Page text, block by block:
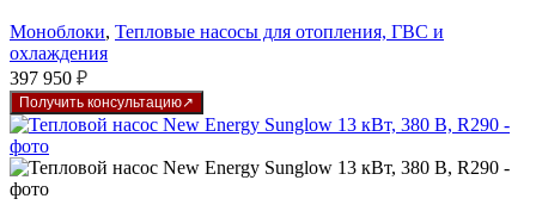
Моноблоки, Тепловые насосы для отопления, ГВС и
охлаждения
397 950 ₽
Получить консультацию